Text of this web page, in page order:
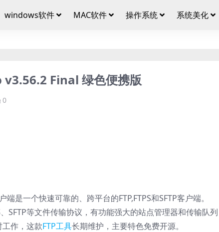
windows软件 MAC软件 操作系统 系统美化
Final 绿色便携版
0
是一个快速可靠的、跨平台的FTP,FTPS和SFTP客户端。
SFTP等文件传输协议，有功能强大的站点管理器和传输队列
作，这款FTP工具长期维护，主要特色免费开源。